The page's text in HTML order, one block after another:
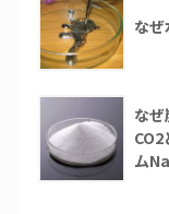
な
な
ム